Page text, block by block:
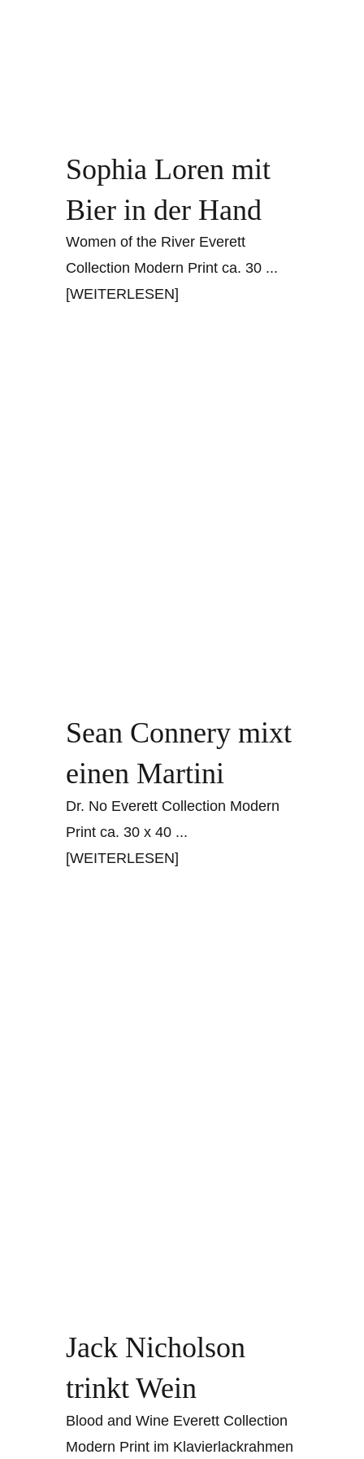
Sophia Loren mit
Bier in der Hand
Women of the River Everett
Collection Modern Print ca. 30 ...
[WEITERLESEN]
Sean Connery mixt
einen Martini
Dr. No Everett Collection Modern
Print ca. 30 x 40 ...
[WEITERLESEN]
Jack Nicholson
trinkt Wein
Blood and Wine Everett Collection
Modern Print im Klavierlackrahmen